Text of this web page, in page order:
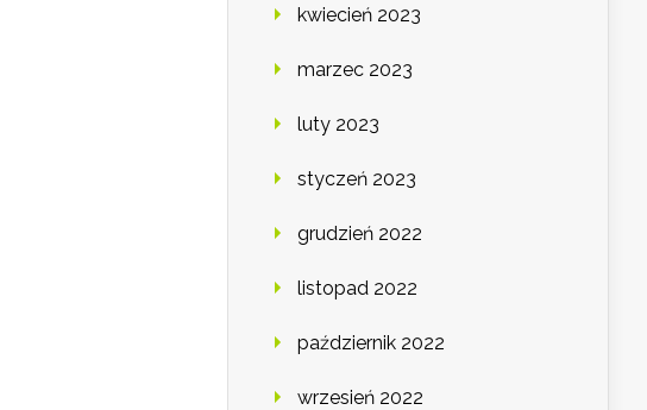
kwiecień 2023
marzec 2023
luty 2023
styczeń 2023
grudzień 2022
listopad 2022
październik 2022
wrzesień 2022